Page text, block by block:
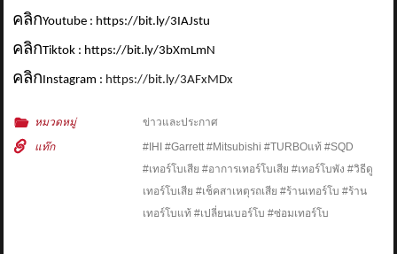
คลิกYoutube : https://bit.ly/3IAJstu
คลิกTiktok : https://bit.ly/3bXmLmN
คลิก Instagram : https://bit.ly/3AFxMDx
หมวดหมู่
ข่าวและประกาศ
แท๊ก
#IHI #Garrett #Mitsubishi #TURBOแท้ #SQD
#เทอร์โบเสีย #อาการเทอร์โบเสีย #เทอร์โบพัง #วิธีดู
เทอร์โบเสีย #เช็คสาเหตุรถเสีย #ร้านเทอร์โบ #ร้าน
เทอร์โบแท้ #เปลี่ยนเบอร์โบ #ซ่อมเทอร์โบ